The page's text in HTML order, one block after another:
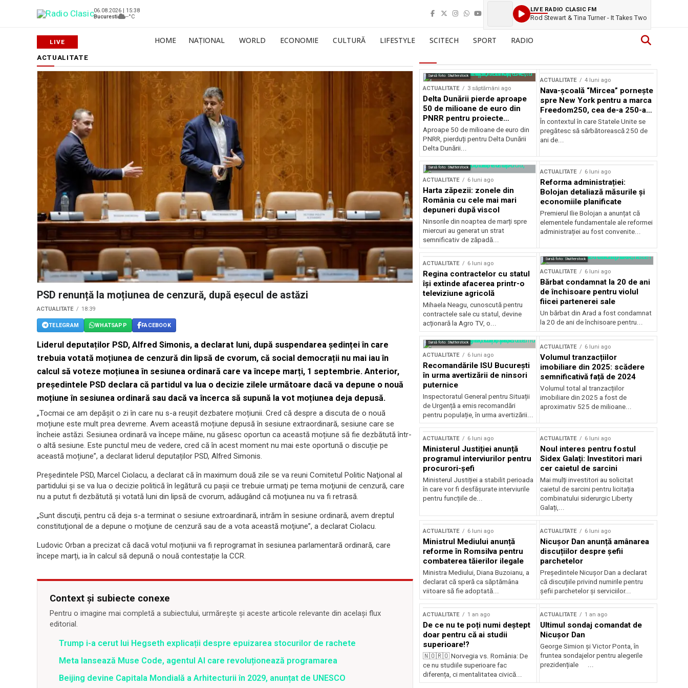
06.08.2026 | 15:38
Bucuresti
--°C
LIVE RADIO CLASIC FM
Rod Stewart & Tina Turner - It Takes Two
HOME NAȚIONAL WORLD ECONOMIE CULTURĂ LIFESTYLE SCITECH SPORT RADIO
ACTUALITATE
PSD renunță la moțiunea de cenzură, după eșecul de astăzi
ACTUALITATE 18:39
TELEGRAM WHATSAPP FACEBOOK
Liderul deputaților PSD, Alfred Simonis, a declarat luni, după suspendarea ședinței în care
trebuia votată moțiunea de cenzură din lipsă de cvorum, că social democrații nu mai iau în
calcul să voteze moțiunea în sesiunea ordinară care va începe marți, 1 septembrie. Anterior,
președintele PSD declara că partidul va lua o decizie zilele următoare dacă va depune o nouă
moțiune în sesiunea ordinară sau dacă va încerca să supună la vot moțiunea deja depusă.
„Tocmai ce am depășit o zi în care nu s-a reușit dezbatere moțiunii. Cred că despre a discuta de o nouă
moțiune este mult prea devreme. Avem această moțiune depusă în sesiune extraordinară, sesiune care se
încheie astăzi. Sesiunea ordinară va începe mâine, nu găsesc oportun ca această moțiune să fie dezbătută într-
o altă sesiune. Este punctul meu de vedere, cred că în acest moment nu mai este oportună o discuție pe
această moțiune”, a declarat liderul deputaților PSD, Alfred Simonis.
Președintele PSD, Marcel Ciolacu, a declarat că în maximum două zile se va reuni Comitetul Politic Naţional al
partidului şi se va lua o decizie politică în legătură cu paşii ce trebuie urmaţi pe tema moţiunii de cenzură, care
nu a putut fi dezbătută şi votată luni din lipsă de cvorum, adăugând că moţiunea nu va fi retrasă.
„Sunt discuţii, pentru că deja s-a terminat o sesiune extroardinară, intrăm în sesiune ordinară, avem dreptul
constituţional de a depune o moţiune de cenzură sau de a vota această moţiune”, a declarat Ciolacu.
Ludovic Orban a precizat că dacă votul moțiunii va fi reprogramat în sesiunea parlamentară ordinară, care
începe marți, ia în calcul să depună o nouă contestație la CCR.
Context și subiecte conexe
Pentru o imagine mai completă a subiectului, urmărește și aceste articole relevante din același flux
editorial.
Trump i-a cerut lui Hegseth explicații despre epuizarea stocurilor de rachete
Meta lansează Muse Code, agentul AI care revoluționează programarea
Beijing devine Capitala Mondială a Arhitecturii în 2029, anunțat de UNESCO
Sursă foto: Shutterstock
ACTUALITATE 3 săptămâni ago
Delta Dunării pierde aproape
50 de milioane de euro din
PNRR pentru proiecte
esențiale
Aproape 50 de milioane de euro din
PNRR, pierduți pentru Delta Dunării
Delta Dunării...
ACTUALITATE 4 luni ago
Nava-școală “Mircea” pornește
spre New York pentru a marca
Freedom250, cea de-a 250-a
aniversare a Statelor Unite
În contextul în care Statele Unite se
pregătesc să sărbătorească 250 de
ani de...
Sursă foto: Shutterstock
ACTUALITATE 6 luni ago
Harta zăpezii: zonele din
România cu cele mai mari
depuneri după viscol
Ninsorile din noaptea de marți spre
miercuri au generat un strat
semnificativ de zăpadă...
ACTUALITATE 6 luni ago
Reforma administrației:
Bolojan detaliază măsurile și
economiile planificate
Premierul Ilie Bolojan a anunțat că
elementele fundamentale ale reformei
administrației au fost convenite...
ACTUALITATE 6 luni ago
Regina contractelor cu statul
își extinde afacerea printr-o
televiziune agricolă
Mihaela Neagu, cunoscută pentru
contractele sale cu statul, devine
acționară la Agro TV, o...
Sursă foto: Shutterstock
ACTUALITATE 6 luni ago
Bărbat condamnat la 20 de ani
de închisoare pentru violul
fiicei partenerei sale
Un bărbat din Arad a fost condamnat
la 20 de ani de închisoare pentru...
Sursă foto: Shutterstock
ACTUALITATE 6 luni ago
Recomandările ISU București
în urma avertizării de ninsori
puternice
Inspectoratul General pentru Situații
de Urgență a emis recomandări
pentru populație, în urma avertizării...
ACTUALITATE 6 luni ago
Volumul tranzacțiilor
imobiliare din 2025: scădere
semnificativă față de 2024
Volumul total al tranzacțiilor
imobiliare din 2025 a fost de
aproximativ 525 de milioane...
ACTUALITATE 6 luni ago
Ministerul Justiției anunță
programul interviurilor pentru
procurori-șefi
Ministerul Justiției a stabilit perioada
în care vor fi desfășurate interviurile
pentru funcțiile de...
ACTUALITATE 6 luni ago
Noul interes pentru fostul
Sidex Galați: Investitori mari
cer caietul de sarcini
Mai mulți investitori au solicitat
caietul de sarcini pentru licitația
combinatului siderurgic Liberty
Galați,...
ACTUALITATE 6 luni ago
Ministrul Mediului anunță
reforme în Romsilva pentru
combaterea tăierilor ilegale
Ministra Mediului, Diana Buzoianu, a
declarat că speră ca săptămâna
viitoare să fie adoptată...
ACTUALITATE 6 luni ago
Nicușor Dan anunță amânarea
discuțiilor despre șefii
parchetelor
Președintele Nicușor Dan a declarat
că discuțiile privind numirile pentru
șefii parchetelor și serviciilor...
ACTUALITATE 1 an ago
De ce nu te poți numi deștept
doar pentru că ai studii
superioare!?
🇳🇴🇷🇴 Norvegia vs. România: De
ce nu studiile superioare fac
diferența, ci mentalitatea civică...
ACTUALITATE 1 an ago
Ultimul sondaj comandat de
Nicușor Dan
George Simion și Victor Ponta, în
fruntea sondajelor pentru alegerile
prezidențiale ...